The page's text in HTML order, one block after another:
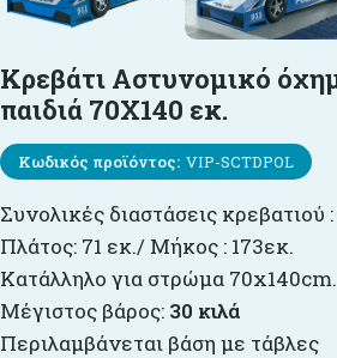
Κρεβάτι Αστυνομικό
παιδιά 70X140 εκ.
Κωδικός προϊόντος: VIP-SCTDPOL
Συνολικές διαστάσεις
Πλάτος: 71 εκ./ Μήκος : 173εκ.
Κατάλληλο για στρώμα 70x140cm.
Μέγιστος βάρος: 30 κιλά
Περιλαμβάνεται βάση με τάβλες